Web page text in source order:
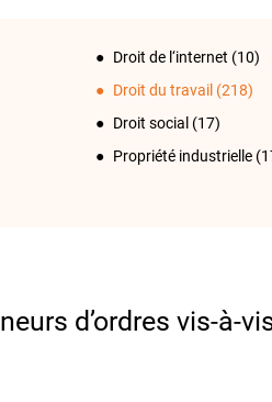
Droit de l‘internet (10)
Droit du travail (218)
Droit social (17)
Propriété industrielle
d’ordres vis-à-